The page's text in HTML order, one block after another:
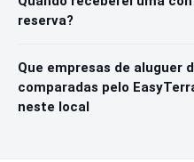
reserva?
Que empresas de aluguer
comparadas pelo
neste local